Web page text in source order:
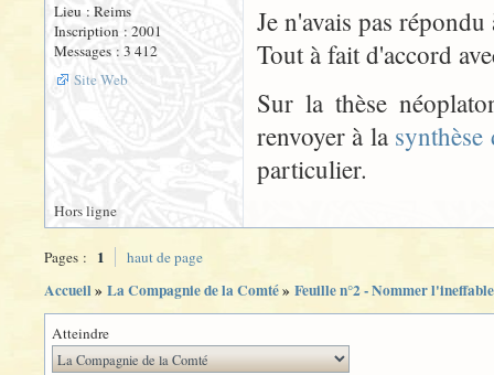
Lieu : Reims
Inscription : 2001
Messages : 3 412
Site Web
Je n'avais pas
Tout à fait d'accord
Sur la thèse
renvoyer à la
particulier.
Hors ligne
Pages : 1 haut de page
Accueil» La Compagnie de la Comté» Feuille n°2 - Nommer l'ineffable
Atteindre